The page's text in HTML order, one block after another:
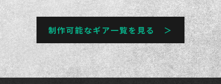
制作可能なギア一覧を見る ＞